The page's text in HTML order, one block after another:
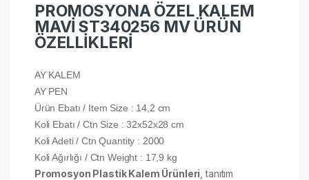
PROMOSYONA ÖZEL KALEM
MAVİ ST340256 MV ÜRÜN
ÖZELLİKLERİ
AY KALEM
AY PEN
Ürün Ebatı / Item Size : 14,2 cm
Koli Ebatı / Ctn Size : 32x52x28 cm
Koli Adeti / Ctn Quantity : 2000
Koli Ağırlığı / Ctn Weight : 17,9 kg
Promosyon Plastik Kalem Ürünleri , tanıtım